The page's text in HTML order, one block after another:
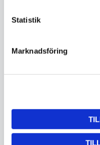
Statistik
Marknadsföring
Cederroth Vägghållare för
368